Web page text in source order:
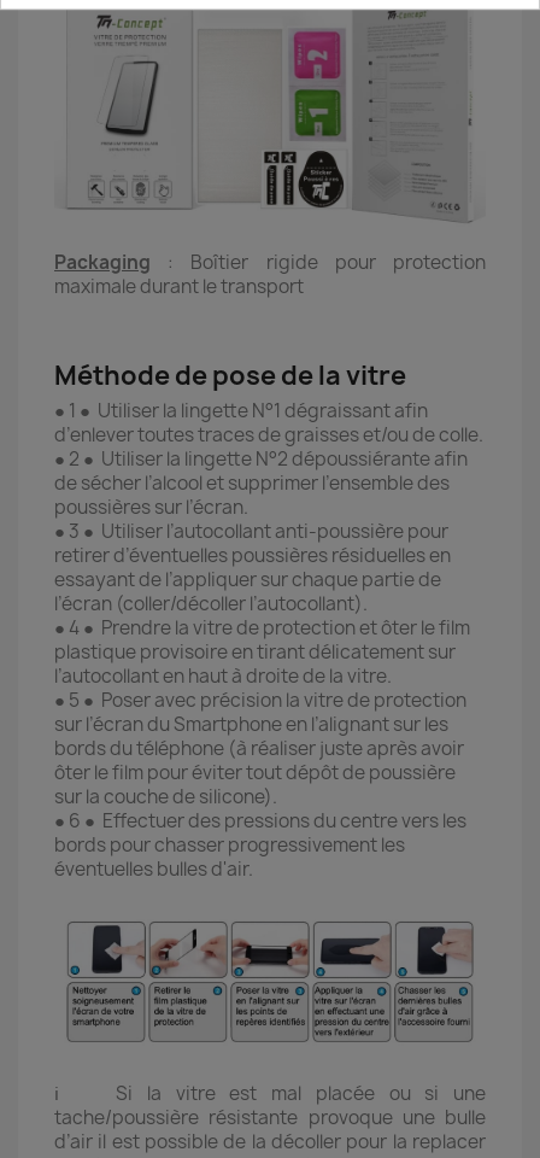
Packaging : Boîtier rigide pour protection
maximale durant le transport
Méthode de pose de la vitre
● 1 ● Utiliser la lingette N°1 dégraissant afin
d’enlever toutes traces de graisses et/ou de colle.
● 2 ● Utiliser la lingette N°2 dépoussiérante afin
de sécher l’alcool et supprimer l’ensemble des
poussières sur l’écran.
● 3 ● Utiliser l’autocollant anti-poussière pour
retirer d’éventuelles poussières résiduelles en
essayant de l’appliquer sur chaque partie de
l’écran (coller/décoller l’autocollant).
● 4 ● Prendre la vitre de protection et ôter le film
plastique provisoire en tirant délicatement sur
l’autocollant en haut à droite de la vitre.
● 5 ● Poser avec précision la vitre de protection
sur l’écran du Smartphone en l’alignant sur les
bords du téléphone (à réaliser juste après avoir
ôter le film pour éviter tout dépôt de poussière
sur la couche de silicone).
● 6 ● Effectuer des pressions du centre vers les
bords pour chasser progressivement les
éventuelles bulles d'air.
ℹ️ Si la vitre est mal placée ou si une
tache/poussière résistante provoque une bulle
d’air il est possible de la décoller pour la replacer